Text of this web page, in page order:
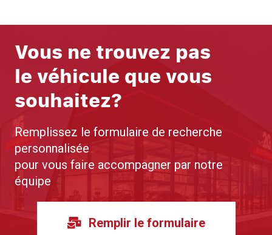
Vous ne trouvez pas
le véhicule que vous
souhaitez?
Remplissez le formulaire de recherche
personnalisée
pour vous faire accompagner par notre
équipe
Remplir le formulaire